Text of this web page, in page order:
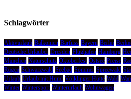
Schlagwörter
Aktivurlaub Balkonien Barfuss Bayern Berlin
Deutsche Urlauber Dresden Flughafen Hamburg
München Naturschutz Oktoberfest Ostsee Preise
Rügen Schwarzwald Seebad Sommer Spreewald
Urlaub Urlaub mit Hund Völklinger Hütte Wald
Winter Wintersport Winterurlaub Wohnwagen